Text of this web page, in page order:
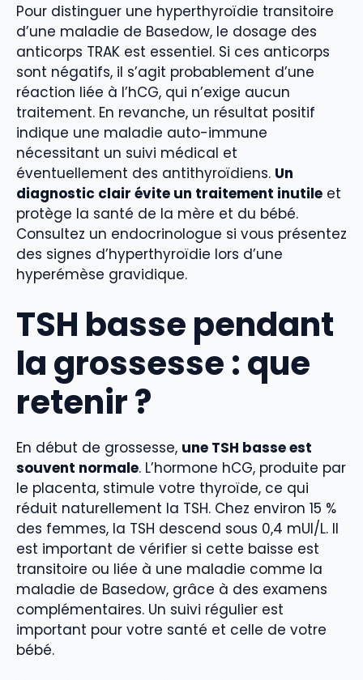
Pour distinguer une hyperthyroïdie transitoire
d’une maladie de Basedow, le dosage des
anticorps TRAK est essentiel. Si ces anticorps
sont négatifs, il s’agit probablement d’une
réaction liée à l’hCG, qui n’exige aucun
traitement. En revanche, un résultat positif
indique une maladie auto-immune
nécessitant un suivi médical et
éventuellement des antithyroïdiens. Un
diagnostic clair évite un traitement inutile et
protège la santé de la mère et du bébé.
Consultez un endocrinologue si vous présentez
des signes d’hyperthyroïdie lors d’une
hyperémèse gravidique.
TSH basse pendant
la grossesse : que
retenir ?
En début de grossesse, une TSH basse est
souvent normale. L’hormone hCG, produite par
le placenta, stimule votre thyroïde, ce qui
réduit naturellement la TSH. Chez environ 15 %
des femmes, la TSH descend sous 0,4 mUI/L. Il
est important de vérifier si cette baisse est
transitoire ou liée à une maladie comme la
maladie de Basedow, grâce à des examens
complémentaires. Un suivi régulier est
important pour votre santé et celle de votre
bébé.